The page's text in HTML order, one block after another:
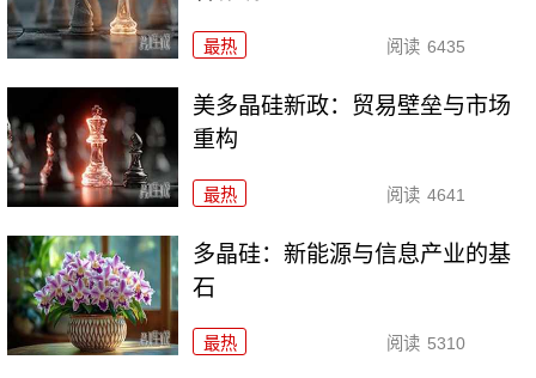
最热 阅读 6435
美多晶硅新政：贸易壁垒与市场
重构
最热 阅读 4641
多晶硅：新能源与信息产业的基
石
最热 阅读 5310